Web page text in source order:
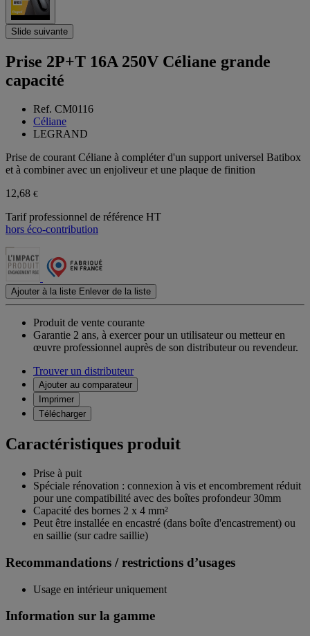
Slide suivante
Prise 2P+T 16A 250V Céliane grande
capacité
Ref. CM0116
Céliane
LEGRAND
Prise de courant Céliane à compléter d'un support universel Batibox
et à combiner avec un enjoliveur et une plaque de finition
12,68 €
Tarif professionnel de référence HT
hors éco-contribution
Ajouter à la liste Enlever de la liste
Produit de vente courante
Garantie 2 ans, à exercer pour un utilisateur ou metteur en
œuvre professionnel auprès de son distributeur ou revendeur.
Trouver un distributeur
Ajouter au comparateur
Imprimer
Télécharger
Caractéristiques produit
Prise à puit
Spéciale rénovation : connexion à vis et encombrement réduit
pour une compatibilité avec des boîtes profondeur 30mm
Capacité des bornes 2 x 4 mm²
Peut être installée en encastré (dans boîte d'encastrement) ou
en saillie (sur cadre saillie)
Recommandations / restrictions d’usages
Usage en intérieur uniquement
Information sur la gamme